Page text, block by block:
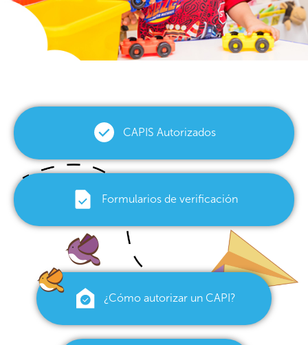
CAPIS Autorizados
Formularios de verificación
¿Cómo autorizar un CAPI?